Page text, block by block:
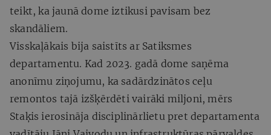
teikt, ka jaunā dome iztikusi pavisam bez
skandāliem.
Visskaļākais bija saistīts ar Satiksmes
departamentu. Kad 2023. gadā dome saņēma
anonīmu ziņojumu, ka sadārdzinātos ceļu
remontos tajā izšķērdēti vairāki miljoni, mērs
Staķis ierosināja disciplinārlietu pret departamenta